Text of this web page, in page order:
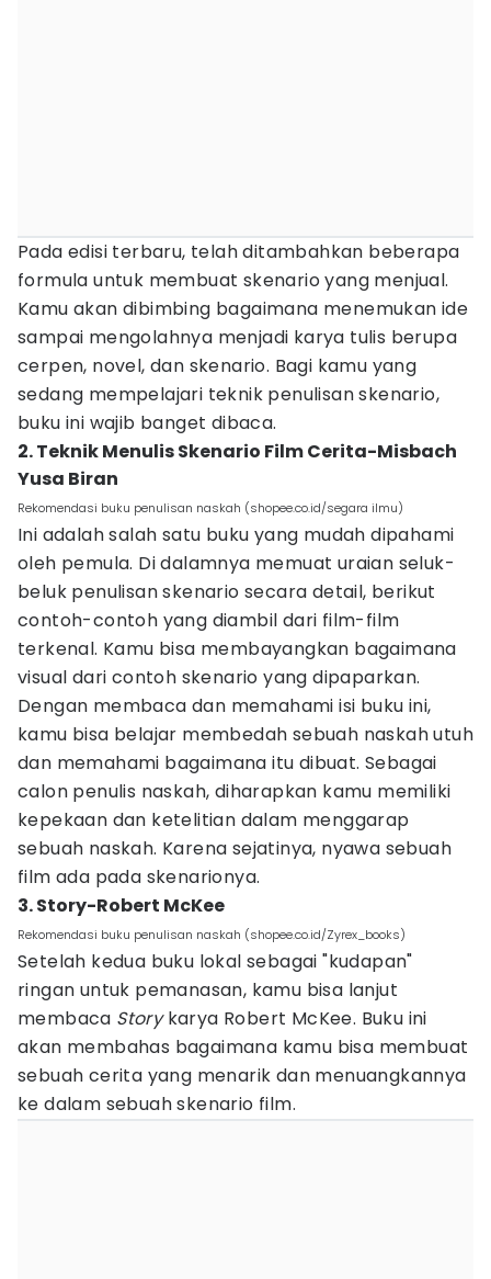
Pada edisi terbaru, telah ditambahkan beberapa
formula untuk membuat skenario yang menjual.
Kamu akan dibimbing bagaimana menemukan ide
sampai mengolahnya menjadi karya tulis berupa
cerpen, novel, dan skenario. Bagi kamu yang
sedang mempelajari teknik penulisan skenario,
buku ini wajib banget dibaca.
2. Teknik Menulis Skenario Film Cerita-Misbach
Yusa Biran
Rekomendasi buku penulisan naskah (shopee.co.id/segara ilmu)
Ini adalah salah satu buku yang mudah dipahami
oleh pemula. Di dalamnya memuat uraian seluk-
beluk penulisan skenario secara detail, berikut
contoh-contoh yang diambil dari film-film
terkenal. Kamu bisa membayangkan bagaimana
visual dari contoh skenario yang dipaparkan.
Dengan membaca dan memahami isi buku ini,
kamu bisa belajar membedah sebuah naskah utuh
dan memahami bagaimana itu dibuat. Sebagai
calon penulis naskah, diharapkan kamu memiliki
kepekaan dan ketelitian dalam menggarap
sebuah naskah. Karena sejatinya, nyawa sebuah
film ada pada skenarionya.
3. Story-Robert McKee
Rekomendasi buku penulisan naskah (shopee.co.id/Zyrex_books)
Setelah kedua buku lokal sebagai "kudapan"
ringan untuk pemanasan, kamu bisa lanjut
membaca Storykarya Robert McKee. Buku ini
akan membahas bagaimana kamu bisa membuat
sebuah cerita yang menarik dan menuangkannya
ke dalam sebuah skenario film.